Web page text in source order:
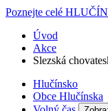
Poznejte celé
Úvod
Akce
Slezská
Hlučínsko
Obce Hlučínska